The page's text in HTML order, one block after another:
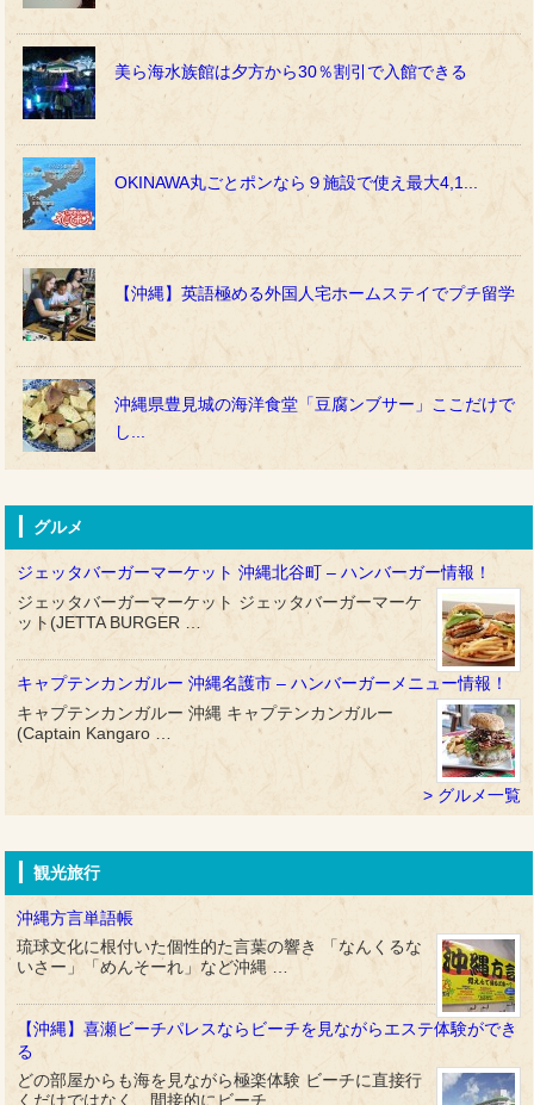
美ら海水族館は夕方から30％割引で入館できる
OKINAWA丸ごとポンなら９施設で使え最大4,1...
【沖縄】英語極める外国人宅ホームステイでプチ留学
沖縄県豊見城の海洋食堂「豆腐ンブサー」ここだけで
し...
グルメ
ジェッタバーガーマーケット 沖縄北谷町 – ハンバーガー情報！
ジェッタバーガーマーケット ジェッタバーガーマーケ
ット(JETTA BURGER …
キャプテンカンガルー 沖縄名護市 – ハンバーガーメニュー情報！
キャプテンカンガルー 沖縄 キャプテンカンガルー
(Captain Kangaro …
グルメ一覧
観光旅行
沖縄方言単語帳
琉球文化に根付いた個性的た言葉の響き 「なんくるな
いさー」「めんそーれ」など沖縄 …
【沖縄】喜瀬ビーチパレスならビーチを見ながらエステ体験ができ
る
どの部屋からも海を見ながら極楽体験 ビーチに直接行
くだけではなく、間接的にビーチ …